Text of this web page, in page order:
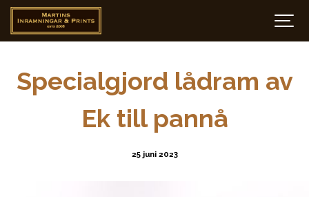
Specialgjord lådram av
Ek till pannå
25 juni 2023